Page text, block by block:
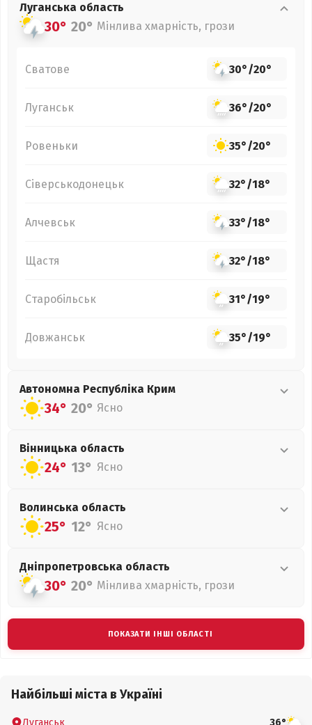
Луганська область
30° 20° Мінлива хмарність, грози
Сватове 30°/20°
Луганськ 36°/20°
Ровеньки 35°/20°
Сіверськодонецьк 32°/18°
Алчевськ 33°/18°
Щастя 32°/18°
Старобільськ 31°/19°
Довжанськ 35°/19°
Автономна Республіка Крим
34° 20° Ясно
Вінницька область
24° 13° Ясно
Волинська область
25° 12° Ясно
Дніпропетровська область
30° 20° Мінлива хмарність, грози
ПОКАЗАТИ ІНШІ ОБЛАСТІ
Найбільші міста в Україні
Луганськ 36°